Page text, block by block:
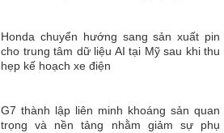
Honda chuyển hướng sang sản xuất pin
cho trung tâm dữ liệu AI tại Mỹ sau khi thu
hẹp kế hoạch xe điện
G7 thành lập liên minh khoáng sản quan
trọng và nền tảng nhằm giảm sự phụ